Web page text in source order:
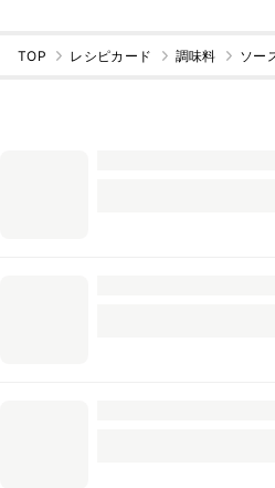
TOP レシピカード 調味料 ソー